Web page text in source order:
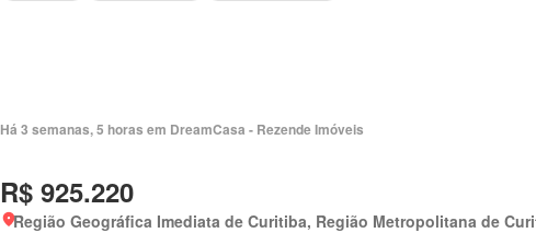
Há 3 semanas, 5 horas em DreamCasa - Rezende Imóveis
R$ 925.220
Região Geográfica Imediata de Curitiba, Região Metropolitana de